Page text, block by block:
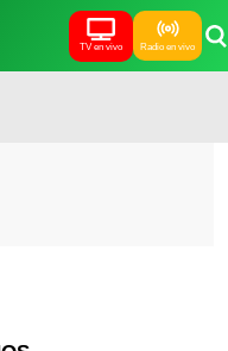
TV en vivo Radio en vivo